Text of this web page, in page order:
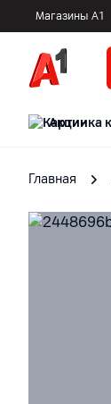
Магазины А1
Акции
Главная